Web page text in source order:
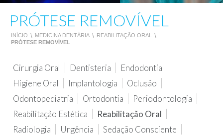
PRÓTESE REMOVÍVEL
INÍCIO \ MEDICINA DENTÁRIA \ REABILITAÇÃO ORAL \
PRÓTESE REMOVÍVEL
Cirurgia Oral Dentisteria
Endodontia
Higiene Oral
Implantologia
Oclusão
Odontopediatria
Ortodontia
Periodontologia
Reabilitação Estética
Reabilitação Oral
Radiologia
Urgência
Sedação Consciente